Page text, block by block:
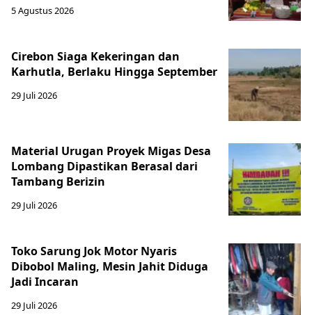
5 Agustus 2026
Cirebon Siaga Kekeringan dan
Karhutla, Berlaku Hingga September
29 Juli 2026
Material Urugan Proyek Migas Desa
Lombang Dipastikan Berasal dari
Tambang Berizin
29 Juli 2026
Toko Sarung Jok Motor Nyaris
Dibobol Maling, Mesin Jahit Diduga
Jadi Incaran
29 Juli 2026